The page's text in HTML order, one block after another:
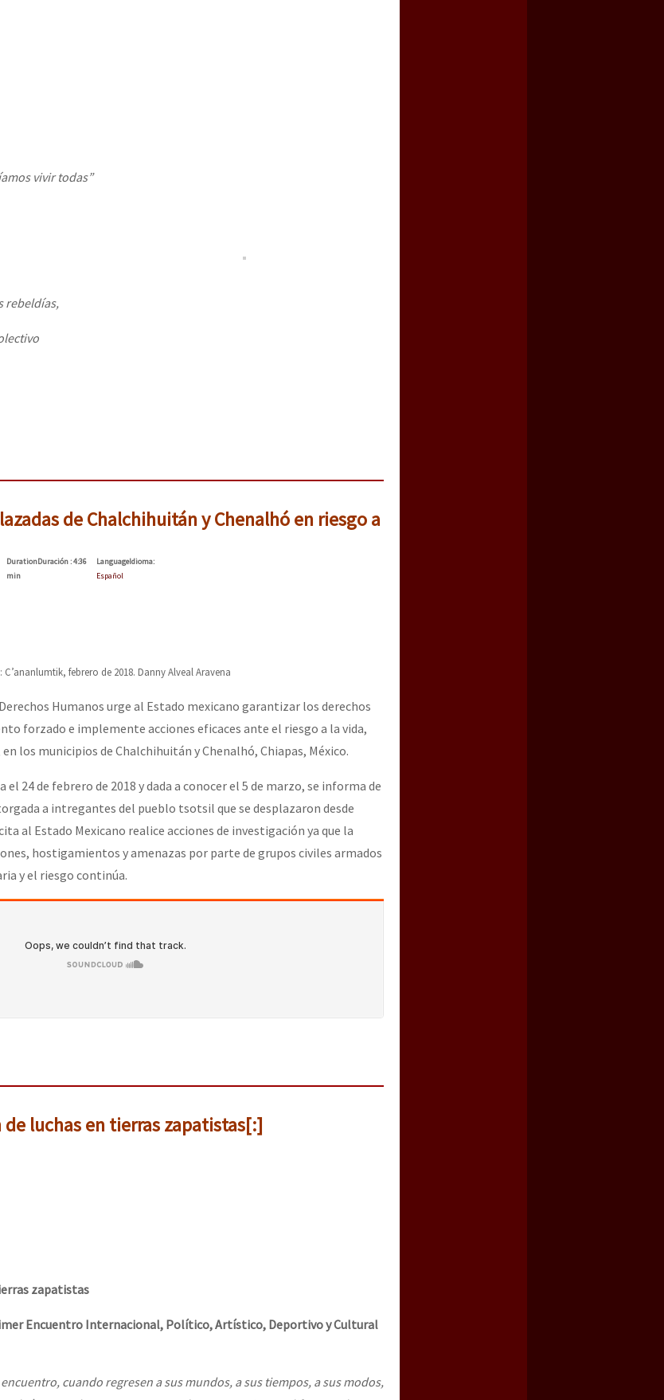
vivir todas”
rebeldías,
de Chalchihuitán y Chenalhó en riesgo a
DurationDuración : 4:36
min
LanguageIdioma:
Español
C’ananlumtik, febrero de 2018. Danny Alveal Aravena
Humanos urge al Estado mexicano garantizar los derechos
forzado e implemente acciones eficaces ante el riesgo a la vida,
los municipios de Chalchihuitán y Chenalhó, Chiapas, México.
24 de febrero de 2018 y dada a conocer el 5 de marzo, se informa de
a intregantes del pueblo tsotsil que se desplazaron desde
al Estado Mexicano realice acciones de investigación ya que la
hostigamientos y amenazas por parte de grupos civiles armados
y el riesgo continúa.
luchas en tierras zapatistas[:]
zapatistas
Encuentro Internacional, Político, Artístico, Deportivo y Cultural
cuando regresen a sus mundos, a sus tiempos, a sus modos,